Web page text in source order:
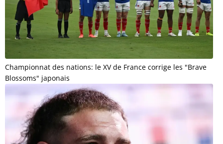
Championnat des nations: le XV de France corrige les "Brave
Blossoms" japonais